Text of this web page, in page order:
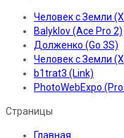
Человек с Земли
Balyklov (Ace Pro 2)
Долженко (Go 3S)
Человек с Земли
b1trat3 (Link)
PhotoWebExpo
Страницы
Главная